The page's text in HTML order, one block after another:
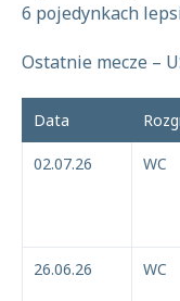
6 pojedynkach
Ostatnie mecze –
Data
02.07.26 WC
26.06.26 WC